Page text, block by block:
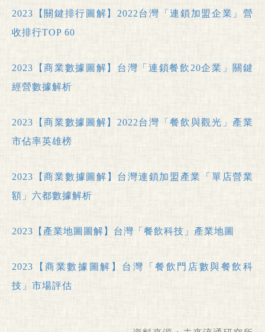
2023【關鍵排行圖解】2022台灣「連鎖加盟企業」營
收排行TOP 60
2023【商業數據圖解】台灣「連鎖餐飲20企業」關鍵
經營數據解析
2023【商業數據圖解】2022台灣「餐飲與觀光」產業
市佔率英雄榜
2023【商業數據圖解】台灣連鎖加盟產業「單店營業
額」六都數據解析
2023【產業地圖圖解】台灣「餐飲科技」產業地圖
2023【商業數據圖解】台灣「餐飲門店數與餐飲科
技」市場評估